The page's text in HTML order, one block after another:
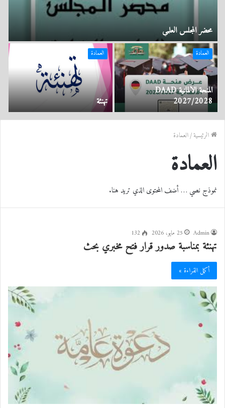
محضر المجلس العلمي
العمادة
المنحة الالمانية DAAD
2027/2028
العمادة
تهنئة
الرئيسية/العمادة
العمادة
نموذج نصي … أضف المحتوى الذي تريد هنا.
Admin 25 مايو، 2026 132
تهنئة بمناسبة صدور قرار فتح مخبري بحث
أكمل القراءة »